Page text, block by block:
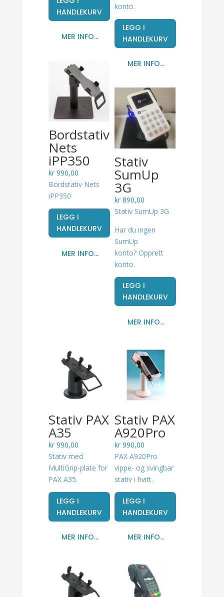
HANDLEKURV
MER INFO...
konto.
LEGG I
HANDLEKURV
MER INFO...
Bordstativ
Nets
iPP350
kr990,00
Bordstativ Nets
iPP350
LEGG I
HANDLEKURV
MER INFO...
Stativ
SumUp
3G
kr 890,00
Stativ SumUp 3G
Har du ingen
SumUp
konto? Opprett
konto.
LEGG I
HANDLEKURV
MER INFO...
Stativ PAX
A35
kr990,00
Stativ med
MultiGrip-plate for
PAX A35.
LEGG I
HANDLEKURV
MER INFO...
Stativ PAX
A920Pro
kr 990,00
PAX A920Pro
vippe- og svingbar
stativ i hvitt.
LEGG I
HANDLEKURV
MER INFO...